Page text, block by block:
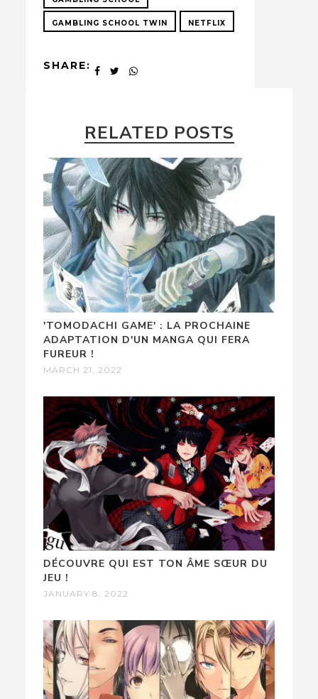
GAMBLING SCHOOL TWIN NETFLIX
SHARE:
RELATED POSTS
'TOMODACHI GAME' : LA PROCHAINE
ADAPTATION D'UN MANGA QUI FERA
FUREUR !
MARCH 21, 2022
DÉCOUVRE QUI EST TON ÂME SŒUR DU
JEU !
JANUARY 8, 2022